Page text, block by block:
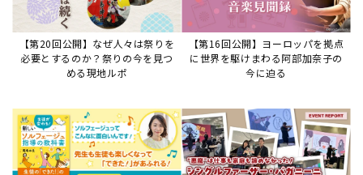
【第20回公開】なぜ人々は祭りを
必要とするのか？祭りの今を見つ
める現地ルポ
【第16回公開】ヨーロッパを拠点
に世界を駆けまわる阿部加奈子の
今に迫る